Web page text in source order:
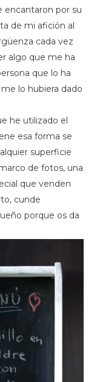
encantaron por su
de mi afición al
cada vez
algo que me ha
que lo ha
lo hubiera dado
he utilizado el
esa forma se
superficie
de fotos, una
que venden
cunde
porque os da